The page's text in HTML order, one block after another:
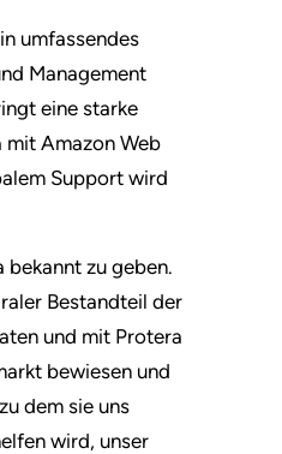
umfassendes
Management
eine starke
Amazon Web
Support wird
bekannt zu geben.
Bestandteil der
und mit Protera
bewiesen und
dem sie uns
wird, unser